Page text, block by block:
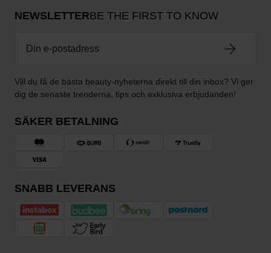
NEWSLETTERBE THE FIRST TO KNOW
Vill du få de bästa beauty-nyheterna direkt till din inbox? Vi ger
dig de senaste trenderna, tips och exklusiva erbjudanden!
SÄKER BETALNING
SNABB LEVERANS